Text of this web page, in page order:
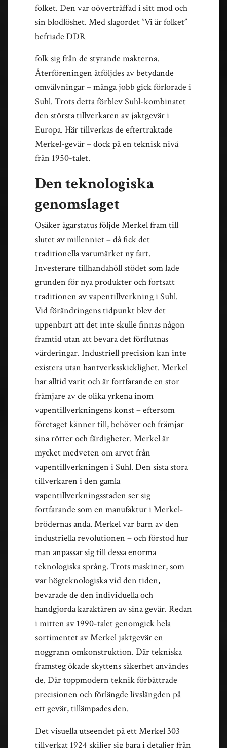
folket. Den var oöverträffad i sitt mod och
sin blodlöshet. Med slagordet ”Vi är folket”
befriade DDR
folk sig från de styrande makterna.
Återföreningen åtföljdes av betydande
omvälvningar – många jobb gick förlorade i
Suhl. Trots detta förblev Suhl-kombinatet
den största tillverkaren av jaktgevär i
Europa. Här tillverkas de eftertraktade
Merkel-gevär – dock på en teknisk nivå
från 1950-talet.
Den teknologiska
genomslaget
Osäker ägarstatus följde Merkel fram till
slutet av millenniet – då fick det
traditionella varumärket ny fart.
Investerare tillhandahöll stödet som lade
grunden för nya produkter och fortsatt
traditionen av vapentillverkning i Suhl.
Vid förändringens tidpunkt blev det
uppenbart att det inte skulle finnas någon
framtid utan att bevara det förflutnas
värderingar. Industriell precision kan inte
existera utan hantverksskicklighet. Merkel
har alltid varit och är fortfarande en stor
främjare av de olika yrkena inom
vapentillverkningens konst – eftersom
företaget känner till, behöver och främjar
sina rötter och färdigheter. Merkel är
mycket medveten om arvet från
vapentillverkningen i Suhl. Den sista stora
tillverkaren i den gamla
vapentillverkningsstaden ser sig
fortfarande som en manufaktur i Merkel-
brödernas anda. Merkel var barn av den
industriella revolutionen – och förstod hur
man anpassar sig till dessa enorma
teknologiska språng. Trots maskiner, som
var högteknologiska vid den tiden,
bevarade de den individuella och
handgjorda karaktären av sina gevär. Redan
i mitten av 1990-talet genomgick hela
sortimentet av Merkel jaktgevär en
noggrann omkonstruktion. Där tekniska
framsteg ökade skyttens säkerhet användes
de. Där toppmodern teknik förbättrade
precisionen och förlängde livslängden på
ett gevär, tillämpades den.
Det visuella utseendet på ett Merkel 303
tillverkat 1924 skiljer sig bara i detaljer från